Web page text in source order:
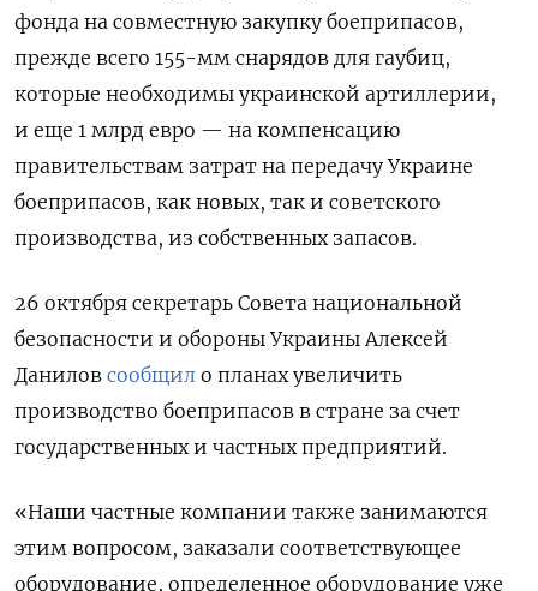
фонда на совместную закупку боеприпасов,
прежде всего 155-мм снарядов для гаубиц,
которые необходимы украинской артиллерии,
и еще 1 млрд евро — на компенсацию
правительствам затрат на передачу Украине
боеприпасов, как новых, так и советского
производства, из собственных запасов.
26 октября секретарь Совета национальной
безопасности и обороны Украины Алексей
Данилов сообщил о планах увеличить
производство боеприпасов в стране за счет
государственных и частных предприятий.
«Наши частные компании также занимаются
этим вопросом, заказали соответствующее
оборудование, определенное оборудование уже